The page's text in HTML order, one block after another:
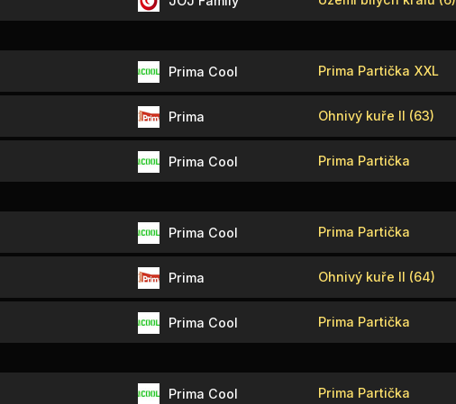
Prima Cool Prima Partička XXL
Prima Ohnivý kuře II (63)
Prima Cool Prima Partička
Prima Cool Prima Partička
Prima Ohnivý kuře II (64)
Prima Cool Prima Partička
Prima Cool Prima Partička